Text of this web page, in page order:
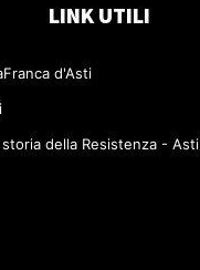
LINK UTILI
d'Asti
della Resistenza - Asti